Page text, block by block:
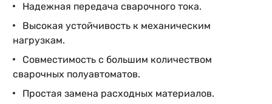
Надежная передача сварочного тока.
Высокая устойчивость к механическим
нагрузкам.
Совместимость с большим количеством
сварочных полуавтоматов.
Простая замена расходных материалов.